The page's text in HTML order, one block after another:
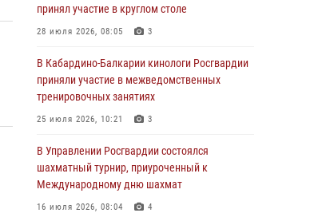
национальной гвардии Российской
В Росгвардии вспоминают российских
воинов, погибших в Первой мировой войне
Директор Росгвардии Герой России генерал
армии Виктор Золотов поздравил
специалистов подразделений тыла с
принял участие в круглом столе
28 июля 2026, 08:05 3
В Кабардино-Балкарии кинологи Росгвардии
приняли участие в межведомственных
тренировочных занятиях
25 июля 2026, 10:21 3
В Управлении Росгвардии состоялся
шахматный турнир, приуроченный к
Международному дню шахмат
16 июля 2026, 08:04 4